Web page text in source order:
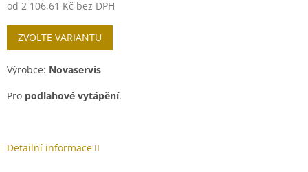
od 2 106,61 Kč bez DPH
Měrná
cena:
ZVOLTE VARIANTU
Výrobce: Novaservis
Pro podlahové vytápění.
Detailní informace